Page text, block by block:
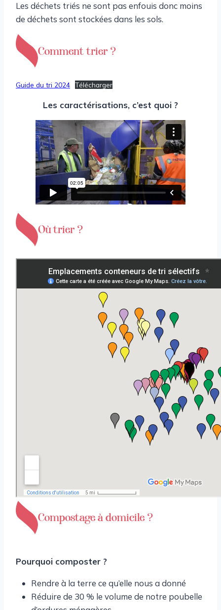
Les déchets triés ne sont pas enfouis donc moins
de déchets sont stockées dans les sols.
Comment trier ?
Guide du tri 2024 Télécharger
Les caractérisations, c’est quoi ?
Où trier ?
Compostage à domicile ?
Pourquoi composter ?
Rendre à la terre ce qu’elle nous a donné
Réduire de 30 % le volume de notre poubelle